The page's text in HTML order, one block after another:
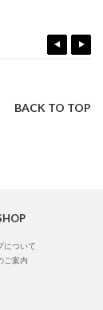
BACK TO TOP
について
ご案内